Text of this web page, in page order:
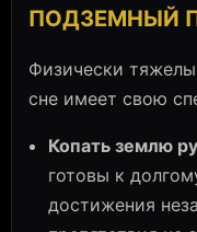
ПОДЗЕМНЫЙ
Физически
сне имеет свою
Копать землю
готовы к
достижения